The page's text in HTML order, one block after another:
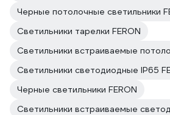
Черные потолочные светильники
Светильники тарелки FERON
Светильники встраиваемые
Светильники светодиодные IP65
Черные светильники FERON